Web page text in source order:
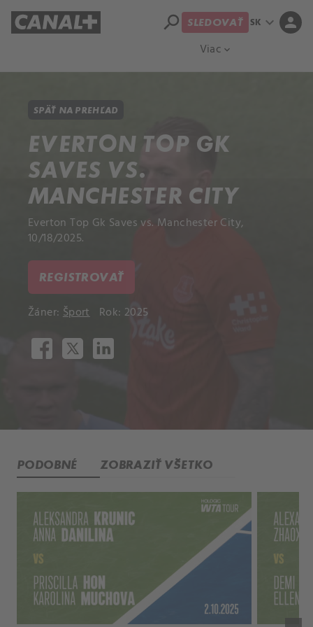
Viac expand_more
search SLEDOVAŤ SK expand_more person
SPÄŤ NA PREHĽAD
EVERTON TOP GK
SAVES VS.
MANCHESTER CITY
Everton Top Gk Saves vs. Manchester City,
10/18/2025.
REGISTROVAŤ
Žáner: Šport Rok: 2025
PODOBNÉ ZOBRAZIŤ VŠETKO